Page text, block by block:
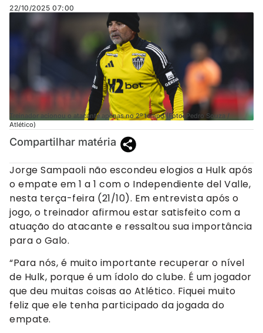
22/10/2025 07:00
Treinador acionou o atacante apenas no 2º tempo (Foto: Pedro Souza /
Atlético)
Compartilhar matéria
Jorge Sampaoli não escondeu elogios a Hulk após
o empate em 1 a 1 com o Independiente del Valle,
nesta terça-feira (21/10). Em entrevista após o
jogo, o treinador afirmou estar satisfeito com a
atuação do atacante e ressaltou sua importância
para o Galo.
“Para nós, é muito importante recuperar o nível
de Hulk, porque é um ídolo do clube. É um jogador
que deu muitas coisas ao Atlético. Fiquei muito
feliz que ele tenha participado da jogada do
empate.